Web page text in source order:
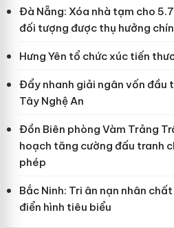
Đà Nẵng: Xóa nhà tạm cho
đối tượng được thụ hưởng
Hưng Yên tổ chức xúc tiến
Đẩy nhanh giải ngân vốn đầu
Tây Nghệ An
Đồn Biên phòng Vàm Trảng
hoạch tăng cường đấu tranh
phép
Bắc Ninh: Tri ân nạn nhân
điển hình tiêu biểu